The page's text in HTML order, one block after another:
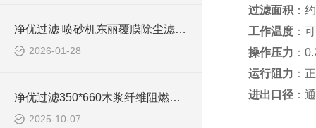
净优过滤 喷砂机东丽覆膜除尘滤筒350*660
2026-01-28
净优过滤350*660木浆纤维阻燃除尘滤筒过滤精度
2025-10-07
过滤面积：
工作温度：
操作压力 ：
运行阻力 ：
进出口径：